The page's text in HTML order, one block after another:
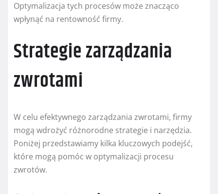
Optymalizacja tych procesów może znacząco
wpłynąć na rentowność firmy.
Strategie zarządzania
zwrotami
W celu efektywnego zarządzania zwrotami, firmy
mogą wdrożyć różnorodne strategie i narzędzia.
Poniżej przedstawiamy kilka kluczowych podejść,
które mogą pomóc w optymalizacji procesu
zwrotów.